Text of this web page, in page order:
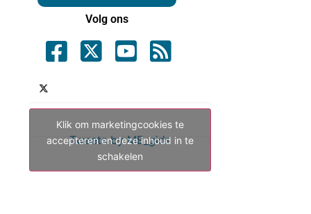
Volg ons
Tweets by ME_gids
Klik om marketingcookies te
accepteren en deze inhoud in te
schakelen